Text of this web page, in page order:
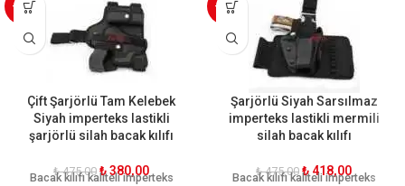
-20%
Çift Şarjörlü Tam Kelebek
Siyah imperteks lastikli
şarjörlü silah bacak kılıfı
₺475,00 ₺380,00
Bacak kılıfı kaliteli imperteks
-12%
Şarjörlü Siyah Sarsılmaz
imperteks lastikli mermili
silah bacak kılıfı
₺475,00 ₺ 418,00
Bacak kılıfı kaliteli imperteks